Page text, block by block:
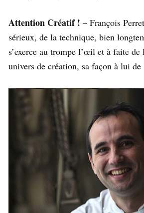
Attention Créatif ! – François
sérieux, de la technique, bien
s’exerce au trompe l’œil et à faite de
univers de création, sa façon à lui de